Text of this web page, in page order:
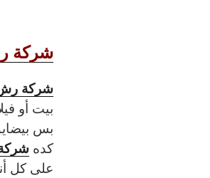
شركة
شركة رش
بيت أو
بس
كده
على كل